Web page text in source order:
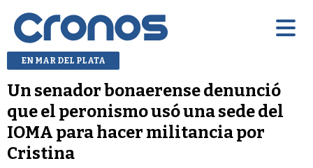
EN MAR DEL PLATA
Un senador bonaerense denunció
que el peronismo usó una sede del
IOMA para hacer militancia por
Cristina